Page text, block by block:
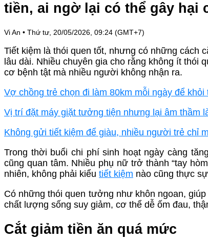
tiền, ai ngờ lại có thể gây hại
Vi An • Thứ tư, 20/05/2026, 09:24 (GMT+7)
Tiết kiệm là thói quen tốt, nhưng có những cách
lâu dài. Nhiều chuyên gia cho rằng không ít thói
cơ bệnh tật mà nhiều người không nhận ra.
Vợ chồng trẻ chọn đi làm 80km mỗi ngày để
Vị trí đặt máy giặt tưởng tiện nhưng lại âm thầm
Không gửi tiết kiệm để giàu, nhiều người trẻ chỉ
Trong thời buổi chi phí sinh hoạt ngày càng
cũng quan tâm. Nhiều phụ nữ trở thành “tay
nhiên, không phải kiểu tiết kiệm nào cũng thực
Có những thói quen tưởng như khôn ngoan,
chất lượng sống suy giảm, cơ thể dễ ốm đau,
Cắt giảm tiền ăn quá mức